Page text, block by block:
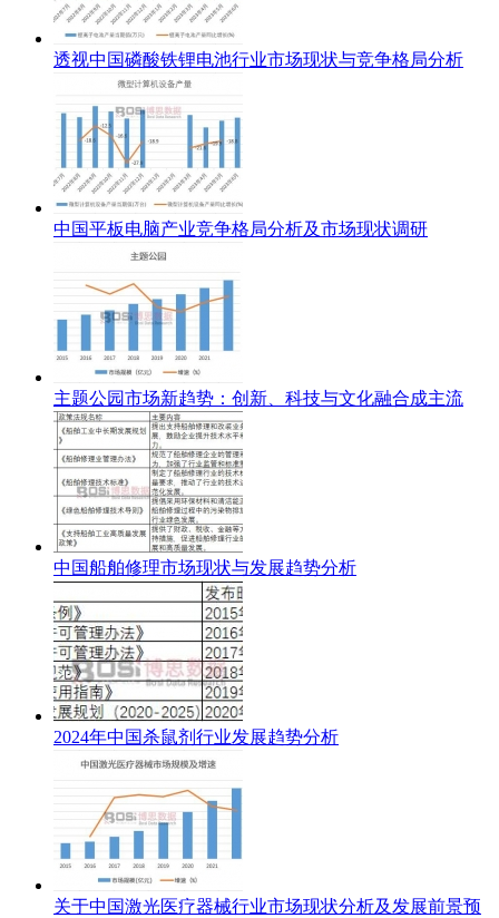
透视中国磷酸铁锂电池行业市场现状与竞争格局分析
中国平板电脑产业竞争格局分析及市场现状调研
主题公园市场新趋势：创新、科技与文化融合成主流
中国船舶修理市场现状与发展趋势分析
2024年中国杀鼠剂行业发展趋势分析
关于中国激光医疗器械行业市场现状分析及发展前景预